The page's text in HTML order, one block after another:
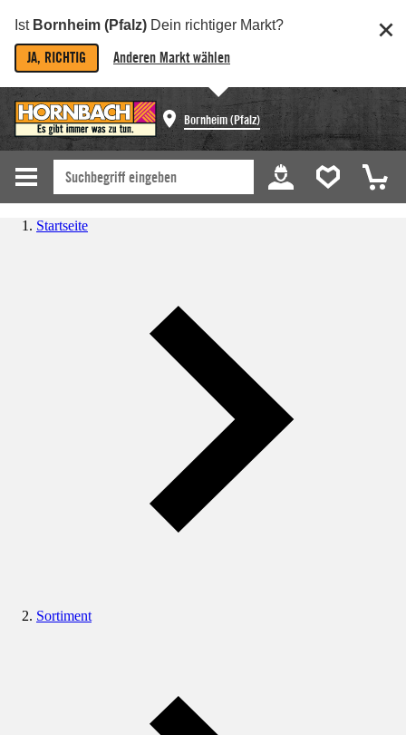
Ist Bornheim (Pfalz) Dein richtiger Markt?
JA, RICHTIG Anderen Markt wählen
Bornheim (Pfalz)
Startseite
Sortiment